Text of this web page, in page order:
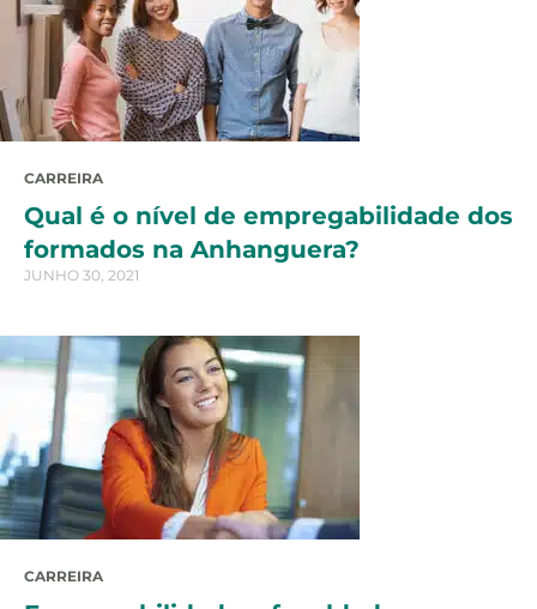
CARREIRA
Qual é o nível de empregabilidade dos
formados na Anhanguera?
JUNHO 30, 2021
CARREIRA